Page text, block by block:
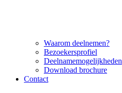
Waarom deelnemen?
Bezoekersprofiel
Deelnamemogelijkheden
Download brochure
Contact